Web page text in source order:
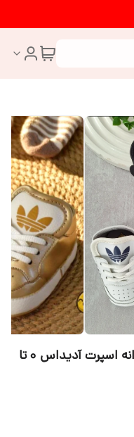
پاپوش نوزادی بچگانه دخترانه پسرانه اسپرت آدیداس ۰ تا